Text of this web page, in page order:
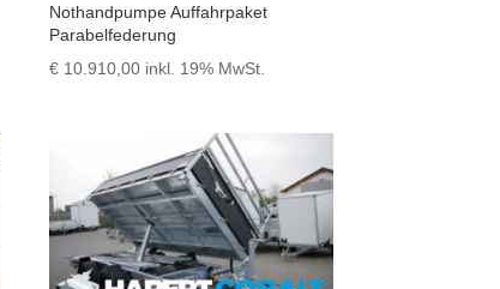
Nothandpumpe Auffahrpaket
Parabelfederung
€ 10.910,00 inkl. 19% MwSt.